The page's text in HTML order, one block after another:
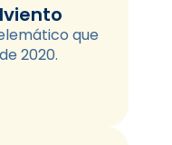
que
2020.